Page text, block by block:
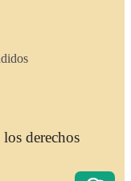
derechos